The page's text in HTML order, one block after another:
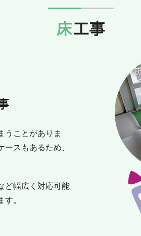
床工事
うことがありま
スもあるため、
ど幅広く対応可能
。